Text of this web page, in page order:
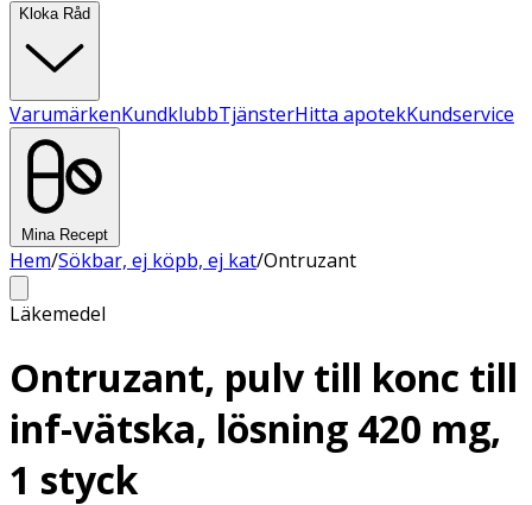
Kloka Råd
VarumärkenKundklubbTjänsterHitta apotekKundservice
Mina Recept
Hem/Sökbar, ej köpb, ej kat/Ontruzant
Läkemedel
Ontruzant, pulv till konc till
inf-vätska, lösning 420 mg,
1 styck